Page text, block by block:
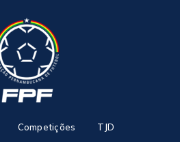
Competições TJD